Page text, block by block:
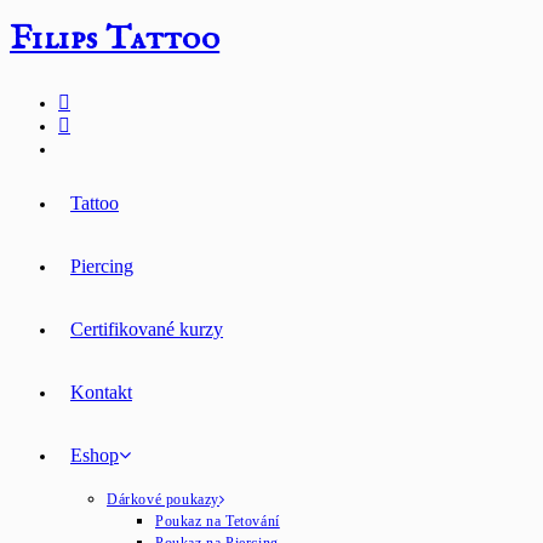
Přejít
k
Filips Tattoo
Tattoo
Piercing
Certifikované kurzy
Kontakt
Eshop
Dárkové poukazy
Poukaz na Tetování